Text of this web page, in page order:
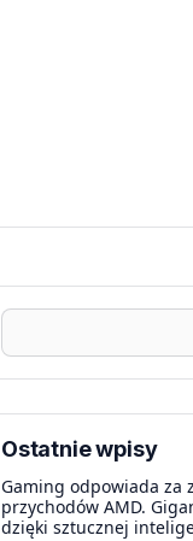
Ostatnie wpisy
Gaming odpowiada za
przychodów AMD.
dzięki sztucznej